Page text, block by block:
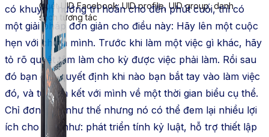
Quét UID Facebook: UID profile, UID group, danh
sách tương tác
có khuynh hướng trì hoãn cho đến phút cuối, thì có
một giải pháp đơn giản cho điều này: Hãy lên một cuộc
hẹn với chính mình. Trước khi làm một việc gì khác, hãy
tỏ rõ quyết tâm làm cho kỳ được việc phải làm. Rồi sau
đó bạn cần quyết định khi nào bạn bắt tay vào làm việc
đó, và tự cam kết với mình về một thời gian biểu cụ thể.
Chỉ đơn giản như thế nhưng nó có thể đem lại nhiều lợi
ích cho bạn như: phát triển tính kỷ luật, hỗ trợ thiết lập